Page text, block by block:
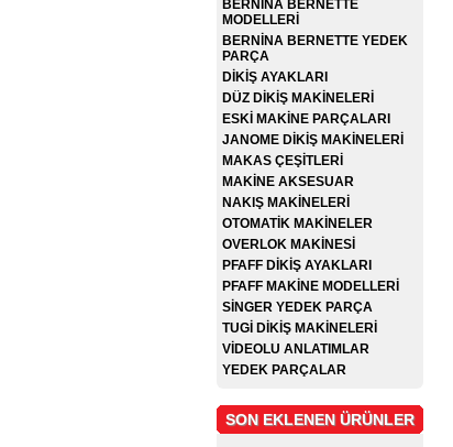
BERNİNA BERNETTE
MODELLERİ
BERNİNA BERNETTE YEDEK
PARÇA
DİKİŞ AYAKLARI
DÜZ DİKİŞ MAKİNELERİ
ESKİ MAKİNE PARÇALARI
JANOME DİKİŞ MAKİNELERİ
MAKAS ÇEŞİTLERİ
MAKİNE AKSESUAR
NAKIŞ MAKİNELERİ
OTOMATİK MAKİNELER
OVERLOK MAKİNESİ
PFAFF DİKİŞ AYAKLARI
PFAFF MAKİNE MODELLERİ
SİNGER YEDEK PARÇA
TUGİ DİKİŞ MAKİNELERİ
VİDEOLU ANLATIMLAR
YEDEK PARÇALAR
SON EKLENEN ÜRÜNLER